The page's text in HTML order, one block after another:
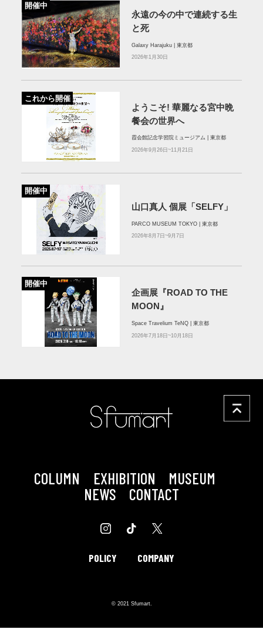
開催中
永遠の今の中で連続する生
と死
Galaxy Harajuku | 東京都
2026年1月30日
これから開催
ようこそ! 華麗なる宮中晩
餐会の世界へ
霞会館記念学習院ミュージアム | 東京都
2026年9月26日~11月21日
開催中
山口真人 個展「SELFY」
PARCO MUSEUM TOKYO | 東京都
2026年8月7日~9月7日
開催中
企画展『ROAD TO THE
MOON』
Space Travelium TeNQ | 東京都
2026年7月18日~10月18日
COLUMN EXHIBITION
MUSEUM
NEWS
CONTACT
POLICY COMPANY
© 2021 Sfumart.